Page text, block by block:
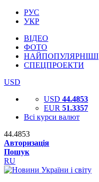
РУС
УКР
ВІДЕО
ФОТО
НАЙПОПУЛЯРНІШІ
СПЕЦПРОЕКТИ
USD
USD 44.4853
EUR 51.3357
Всі курси валют
44.4853
Авторизація
Пошук
RU